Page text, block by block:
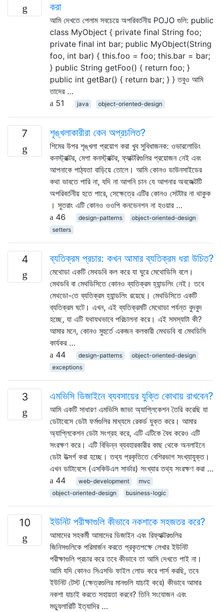
করা
আমি দেখতে পেলাম সবচেয়ে অপরিবর্তনীয় POJO গুলি: public
class MyObject { private final String foo;
private final int bar; public MyObject(String
foo, int bar) { this.foo = foo; this.bar = bar;
} public String getFoo() { return foo; }
public int getBar() { return bar; } } তবুও আমি
তাদের …
51
java object-oriented-design
7 শৃঙ্খলাকারীরা কেন অপ্রচলিত?
শিমের উপর শৃঙ্খলা প্রয়োগ করা খুব সুবিধাজনক: ওভারলোডিং
কনস্ট্রাক্টর, মেগা কনস্ট্রাক্টর, ফ্যাক্টরিগুলির প্রয়োজন নেই এবং
আপনাকে পাঠ্যতা বাড়িয়ে তোলে। আমি কোনও ডাউনসাইডের
কথা ভাবতে পারি না, যদি না আপনি চান যে আপনার অবজেক্টটি
অপরিবর্তনীয় হতে পারে, সেক্ষেত্রে এটির কোনও সেটটার না থাকুক
। সুতরাং এটি কোনও ওওপি কনভেনশন না হওয়ার …
46
design-patterns
object-oriented-design
setters
4 ব্যতিক্রম প্রচার: কখন আমার ব্যতিক্রম ধরা উচিত?
মেথোডা একটি মেথডবি কল করে যা ঘুরে মেথোডিসি বলে।
মেথডবি বা মেথডিসিতে কোনও ব্যতিক্রম হ্যান্ডলিং নেই। তবে
মেথডো-তে ব্যতিক্রম হ্যান্ডলিং রয়েছে। মেথডিসিতে একটি
ব্যতিক্রম ঘটে। এখন, এই ব্যতিক্রমটি মেথোডা পর্যন্ত বুদবুদ
হচ্ছে, যা এটি যথাযথভাবে পরিচালনা করে। এই সমস্যাটা কী?
আমার মনে, কোনও মুহুর্তে একজন কলকারী মেথডবি বা মেথডিসি
কার্যকর …
44
design-patterns
object-oriented-design
exceptions
3 এমভিসি ডিজাইনে ব্যবসায়ের যুক্তি কোথায় রাখবেন?
আমি একটি সাধারণ এমভিসি জাভা অ্যাপ্লিকেশন তৈরি করেছি যা
ডেটাবেসে ডেটা ফর্মগুলির মাধ্যমে রেকর্ড যুক্ত করে। আমার
অ্যাপ্লিকেশন ডেটা সংগ্রহ করে, এটি এটিকে বৈধ করেও এটি
সংরক্ষণ করে। এটি বিভিন্ন ব্যবহারকারীর কাছ থেকে অনলাইনে
ডেটা উত্সর্গ করা হচ্ছে। তথ্য প্রকৃতিতে বেশিরভাগ সংখ্যাযুক্ত।
এখন ডাটাবেসে (এসকিউএল সার্ভার) সংখ্যার তথ্য সংরক্ষণ করা …
44
web-development
mvc
object-oriented-design
business-logic
10 ইউনিট পরীক্ষাগুলি কীভাবে নকশাকে সহজতর করে?
আমাদের সহকর্মী আমাদের ডিজাইন এবং রিফ্যাক্টরগুলির
জিনিসগুলিকে পরিমার্জন করতে প্রকৃতপক্ষে লেখার ইউনিট
পরীক্ষাগুলি প্রচার করে তবে কীভাবে তা আমি দেখতে পাই না।
আমি যদি কোনও সিএসভি ফাইল লোড করে পার্স করছি, তবে
ইউনিট টেস্ট (ক্ষেত্রগুলির মানগুলি যাচাই করে) কীভাবে আমার
নকশা যাচাই করতে সহায়তা করবে? তিনি সংযোজন এবং
মড্যুলারিটি ইত্যাদির …